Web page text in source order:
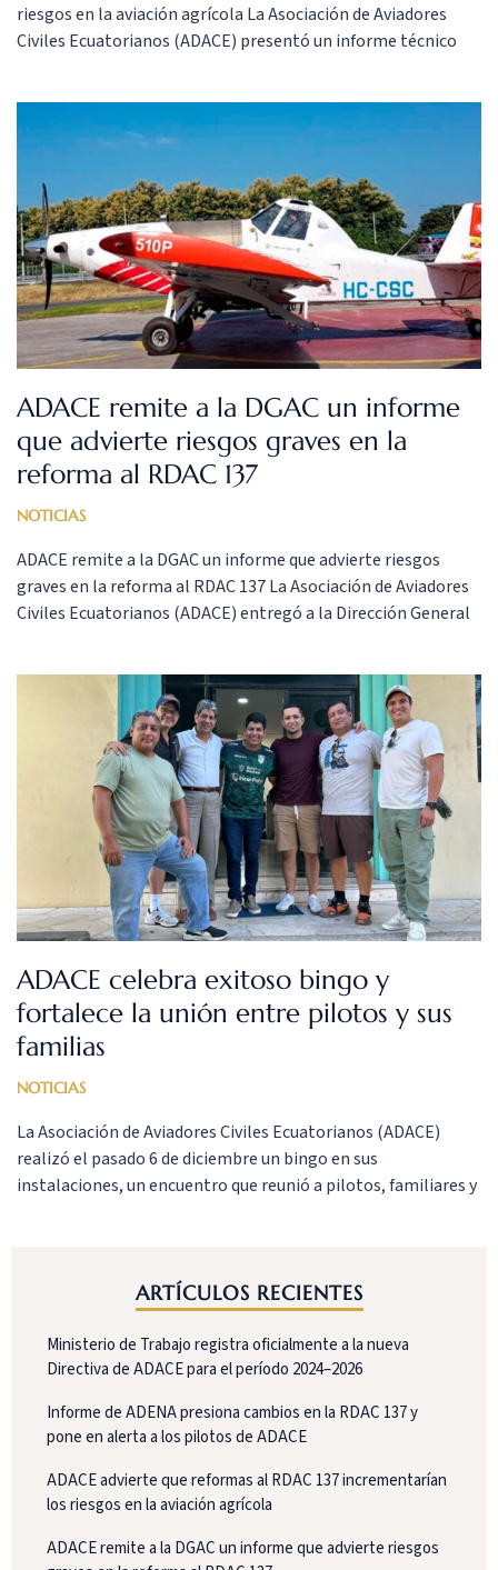
riesgos en la aviación agrícola La Asociación de Aviadores
Civiles Ecuatorianos (ADACE) presentó un informe técnico
al RDAC Parte 137, normativa que regula las operaciones de
aviación agrícola en el país. […]
ADACE remite a la DGAC un informe
que advierte riesgos graves en la
reforma al RDAC 137
NOTICIAS
ADACE remite a la DGAC un informe que advierte riesgos
graves en la reforma al RDAC 137 La Asociación de Aviadores
Civiles Ecuatorianos (ADACE) entregó a la Dirección General
ajustes vinculados a las RDAC […]
ADACE celebra exitoso bingo y
fortalece la unión entre pilotos y sus
familias
NOTICIAS
La Asociación de Aviadores Civiles Ecuatorianos (ADACE)
realizó el pasado 6 de diciembre un bingo en sus
instalaciones, un encuentro que reunió a pilotos, familiares y
aviación agrícola […]ARTÍCULOS RECIENTES
Ministerio de Trabajo registra oficialmente a la nueva
Directiva de ADACE para el período 2024–2026
Informe de ADENA presiona cambios en la RDAC 137 y
pone en alerta a los pilotos de ADACE
ADACE advierte que reformas al RDAC 137 incrementarían
los riesgos en la aviación agrícola
ADACE remite a la DGAC un informe que advierte riesgos